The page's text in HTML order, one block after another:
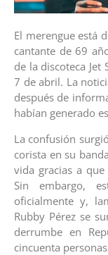
El merengue está
cantante de 69
de la discoteca
7 de abril. La
después de
habían generado
La confusión
corista en su
vida gracias a
Sin embargo,
oficialmente y,
Rubby Pérez se
derrumbe en
cincuenta